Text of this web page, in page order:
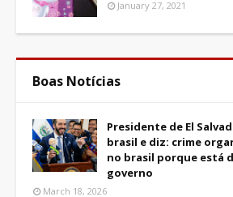
January 27, 2021
Boas Notícias
Presidente de El
brasil e diz: crime
no brasil porque está
governo
March 18, 2026